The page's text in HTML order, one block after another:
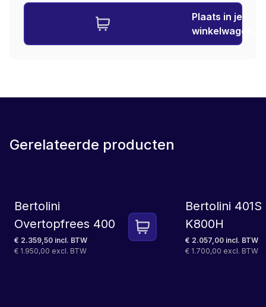
Plaats in je
winkelwagen
Gerelateerde producten
Bertolini
Overtopfrees 400
€ 2.359,50 incl. BTW
€ 1.950,00 excl. BTW
Bertolini 401S
K800H
€ 2.057,00 incl. BTW
€ 1.700,00 excl. BTW